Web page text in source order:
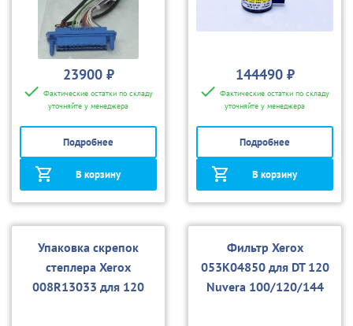
23900 ₽
Фактические остатки по складу
уточняйте у менеджера
Подробнее
В корзину
144490 ₽
Фактические остатки по складу
уточняйте у менеджера
Подробнее
В корзину
Упаковка cкрепок
cтеплера Xerox
008R13033 для 120
Фильтр Xerox
053K04850 для DT 120
Nuvera 100/120/144